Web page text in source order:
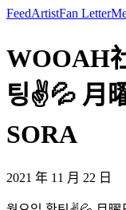
FeedArtistFan Letter
WOOAH
팅✌️💦 月
SORA
2021 年 11 月 22 日